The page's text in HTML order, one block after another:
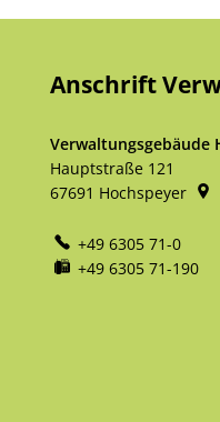
Anschrift
Verwaltungsgebäude
Hauptstraße 121
67691 Hochspeyer
+49 6305 71-0
+49 6305 71-190